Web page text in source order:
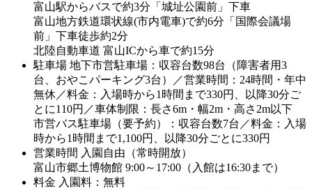
富山駅からバスで約3分「城址公園前」下車
富山地方鉄道環状線(市内電車)で約6分「国際会議場
前」下車徒歩約2分
北陸自動車道 富山ICから車で約15分
駐車場 地下市営駐車場：収容台数98台（障害者用3
台、おやこパーキング3台）／営業時間：24時間・年中
無休／料金：入場時から1時間まで330円、以降30分ご
とに110円／車体制限：長さ6m・幅2m・高さ2m以下
市営バス駐車場（要予約）：収容台数7台／料金：入場
時から1時間まで1,100円、以降30分ごとに330円
営業時間 入園自由（常時開放）
富山市郷土博物館 9:00～17:00（入館は16:30まで）
料金 入園料：無料